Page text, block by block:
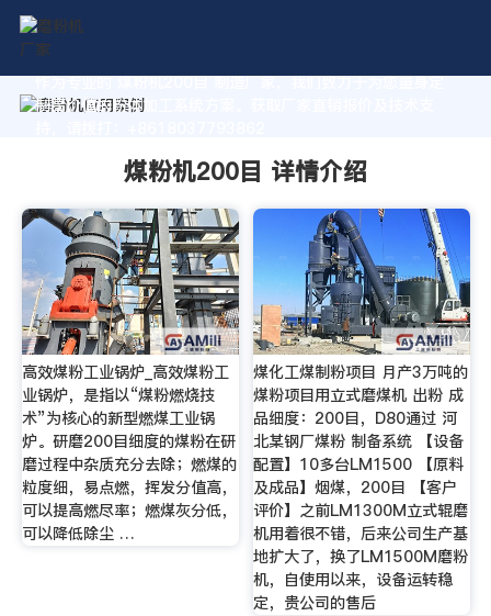
作为专业的 煤粉机200目 制造厂家，我们致力于为您量身定
制高价值的粉体加工系统方案。获取厂家直销报价及技术支
煤粉机200目 详情介绍
高效煤粉工业锅炉_高效煤粉工
业锅炉，是指以“煤粉燃烧技
术”为核心的新型燃煤工业锅
炉。研磨200目细度的煤粉在研
磨过程中杂质充分去除；燃煤的
粒度细，易点燃，挥发分值高，
可以提高燃尽率；燃煤灰分低，
可以降低除尘 …
煤化工煤制粉项目 月产3万吨的
煤粉项目用立式磨煤机 出粉 成
品细度：200目，D80通过 河
北某钢厂煤粉 制备系统 【设备
配置】10多台LM1500 【原料
及成品】烟煤，200目 【客户
评价】之前LM1300M立式辊磨
机用着很不错，后来公司生产基
地扩大了，换了LM1500M磨粉
机，自使用以来，设备运转稳
定，贵公司的售后